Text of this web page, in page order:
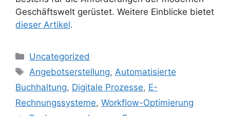
Geschäftswelt gerüstet. Weitere Einblicke bietet
dieser Artikel.
Kategorien
Uncategorized
Schlagwörter
Angebotserstellung, Automatisierte
Buchhaltung, Digitale Prozesse, E-
Rechnungssysteme, Workflow-Optimierung